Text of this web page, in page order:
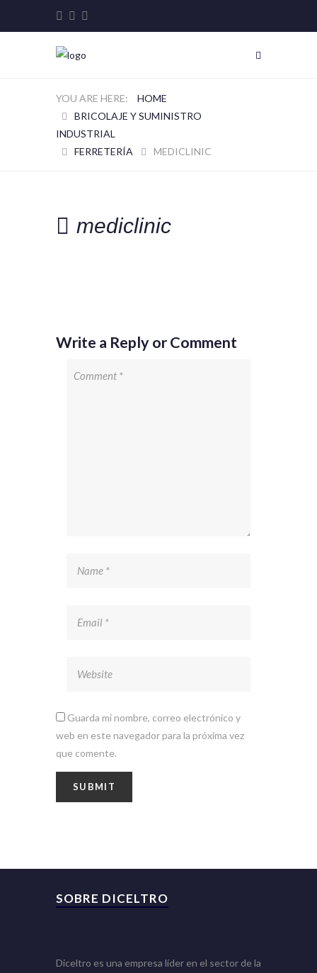
HOME
BRICOLAJE Y SUMINISTRO
INDUSTRIAL
FERRETERÍA
MEDICLINIC
mediclinic
Write a Reply or Comment
Guarda mi nombre, correo electrónico y
web en este navegador para la próxima vez
que comente.
SOBRE DICELTRO
Diceltro es una empresa líder en el sector de la